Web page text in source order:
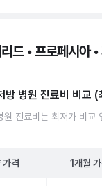
드 • 프로페시아
방 병원 진료비 비교
원 진료비는 최저가 비교
가격 1개월